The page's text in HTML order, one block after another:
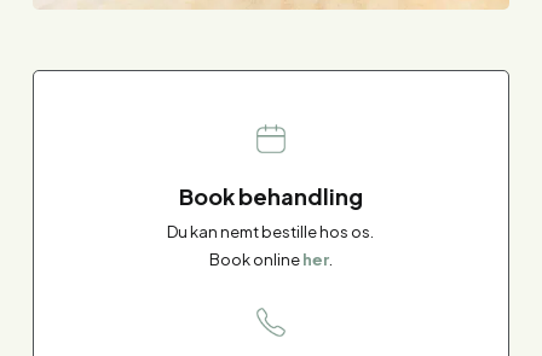
Book behandling
Du kan nemt bestille hos os.
Book onlineher.